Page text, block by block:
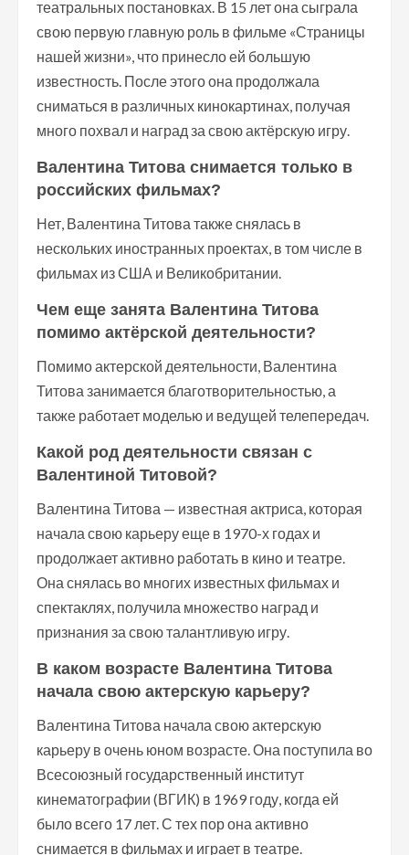
театральных постановках. В 15 лет она сыграла
свою первую главную роль в фильме «Страницы
нашей жизни», что принесло ей большую
известность. После этого она продолжала
сниматься в различных кинокартинах, получая
много похвал и наград за свою актёрскую игру.
Валентина Титова снимается только в
российских фильмах?
Нет, Валентина Титова также снялась в
нескольких иностранных проектах, в том числе в
фильмах из США и Великобритании.
Чем еще занята Валентина Титова
помимо актёрской деятельности?
Помимо актерской деятельности, Валентина
Титова занимается благотворительностью, а
также работает моделью и ведущей телепередач.
Какой род деятельности связан с
Валентиной Титовой?
Валентина Титова — известная актриса, которая
начала свою карьеру еще в 1970-х годах и
продолжает активно работать в кино и театре.
Она снялась во многих известных фильмах и
спектаклях, получила множество наград и
признания за свою талантливую игру.
В каком возрасте Валентина Титова
начала свою актерскую карьеру?
Валентина Титова начала свою актерскую
карьеру в очень юном возрасте. Она поступила во
Всесоюзный государственный институт
кинематографии (ВГИК) в 1969 году, когда ей
было всего 17 лет. С тех пор она активно
снимается в фильмах и играет в театре.